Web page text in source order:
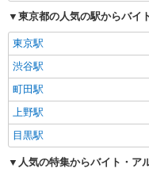
東京都の人気の駅からバイ
東京駅
渋谷駅
町田駅
上野駅
目黒駅
人気の特集からバイト・ア